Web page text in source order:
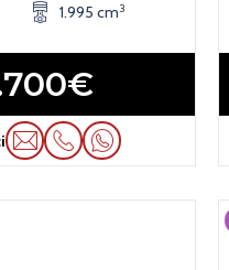
1.995 cm3